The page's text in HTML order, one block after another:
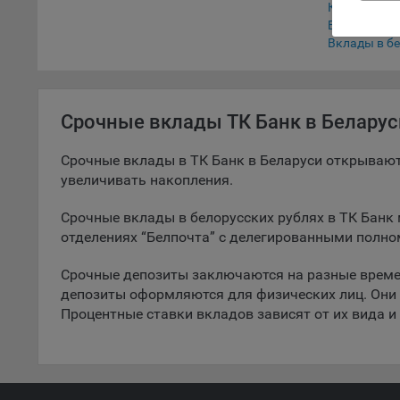
Вклады в
Вклады в
Срочные вклады ТК Банк в
Срочные вклады в ТК Банк в Беларуси
увеличивать накопления.
Срочные вклады в белорусских рублях в ТК
отделениях “Белпочта” с делегированными
Срочные депозиты заключаются на разные
депозиты оформляются для физических лиц.
Процентные ставки вкладов зависят от их вида